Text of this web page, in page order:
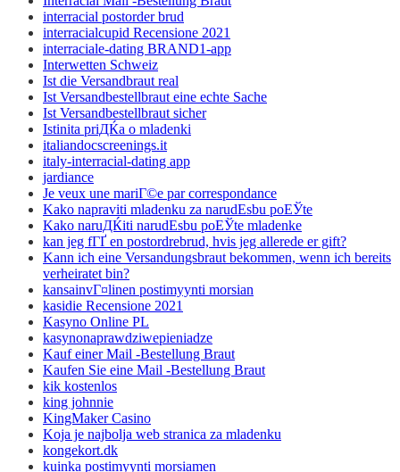
interracial postorder brud
interracialcupid Recensione 2021
interraciale-dating BRAND1-app
Interwetten Schweiz
Ist die Versandbraut real
Ist Versandbestellbraut eine echte Sache
Ist Versandbestellbraut sicher
Istinita priДЌa o mladenki
italiandocscreenings.it
italy-interracial-dating app
jardiance
Je veux une mariГ©e par correspondance
Kako napraviti mladenku za narudЕѕbu poЕЎte
Kako naruДЌiti narudЕѕbu poЕЎte mladenke
kan jeg fГҐ en postordrebrud, hvis jeg allerede er gift?
Kann ich eine Versandungsbraut bekommen, wenn ich bereits
verheiratet bin?
kansainvГ¤linen postimyynti morsian
kasidie Recensione 2021
Kasyno Online PL
kasynonaprawdziwepieniadze
Kauf einer Mail -Bestellung Braut
Kaufen Sie eine Mail -Bestellung Braut
kik kostenlos
king johnnie
KingMaker Casino
Koja je najbolja web stranica za mladenku
kongekort.dk
kuinka postimyynti morsiamen